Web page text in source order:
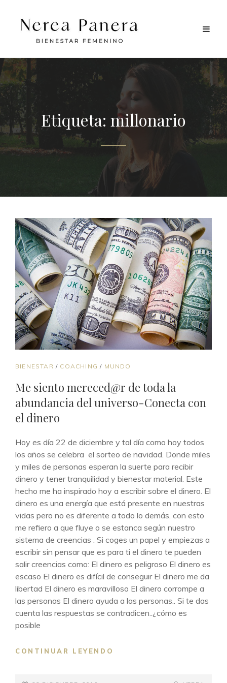
Etiqueta: millonario
ENLACES
CATEGORÍAS
BIENESTAR / COACHING / MUNDO
Me siento mereced@r de toda la
abundancia del universo-Conecta con
el dinero
Hoy es día 22 de diciembre y tal día como hoy todos
los años se celebra el sorteo de navidad. Donde miles
y miles de personas esperan la suerte para recibir
dinero y tener tranquilidad y bienestar material. Este
hecho me ha inspirado hoy a escribir sobre el dinero. El
dinero es una energía que está presente en nuestras
vidas pero no es diferente a todo lo demás, con esto
me refiero a que fluye o se estanca según nuestro
sistema de creencias . Si coges un papel y empiezas a
escribir sin pensar que es para ti el dinero te pueden
salir creencias como: El dinero es peligroso El dinero es
escaso El dinero es difícil de conseguir El dinero me da
libertad El dinero es maravilloso El dinero corrompe a
las personas El dinero ayuda a las personas.. Si te das
cuenta las respuestas se contradicen..¿cómo es
posible
CONTINUAR LEYENDO